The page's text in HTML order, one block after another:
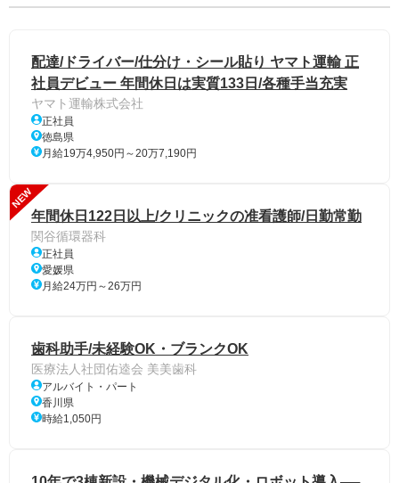
配達/ドライバー/仕分け・シール貼り ヤマト運輸 正
社員デビュー 年間休日は実質133日/各種手当充実
ヤマト運輸株式会社
正社員
徳島県
月給19万4,950円～20万7,190円
NEW
年間休日122日以上/クリニックの准看護師/日勤常勤
関谷循環器科
正社員
愛媛県
月給24万円～26万円
歯科助手/未経験OK・ブランクOK
医療法人社団佑逵会 美美歯科
アルバイト・パート
香川県
時給1,050円